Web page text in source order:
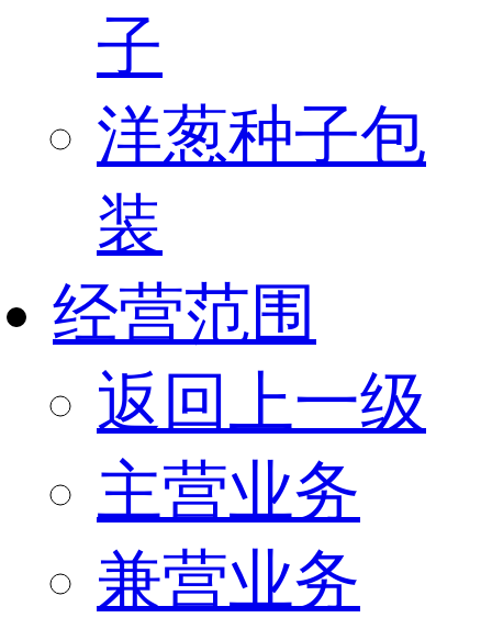
子
洋葱种子包
装
经营范围
返回上一级
主营业务
兼营业务